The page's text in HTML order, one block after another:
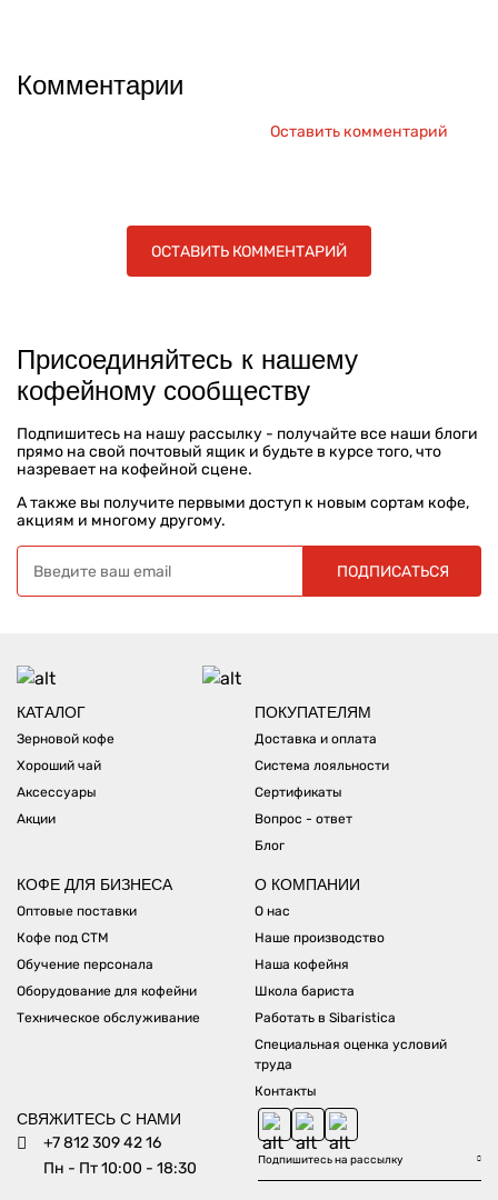
Комментарии
Оставить комментарий
ОСТАВИТЬ КОММЕНТАРИЙ
Присоединяйтесь к нашему
кофейному сообществу
Подпишитесь на нашу рассылку - получайте все наши блоги
прямо на свой почтовый ящик и будьте в курсе того, что
назревает на кофейной сцене.
А также вы получите первыми доступ к новым сортам кофе,
акциям и многому другому.
КАТАЛОГ
Зерновой кофе
Хороший чай
Аксессуары
Акции
ПОКУПАТЕЛЯМ
Доставка и оплата
Система лояльности
Сертификаты
Вопрос - ответ
Блог
КОФЕ ДЛЯ БИЗНЕСА
Оптовые поставки
Кофе под СТМ
Обучение персонала
Оборудование для кофейни
Техническое обслуживание
О КОМПАНИИ
О нас
Наше производство
Наша кофейня
Школа бариста
Работать в Sibaristica
Специальная оценка условий
труда
Контакты
СВЯЖИТЕСЬ С НАМИ
+7 812 309 42 16
Пн - Пт 10:00 - 18:30